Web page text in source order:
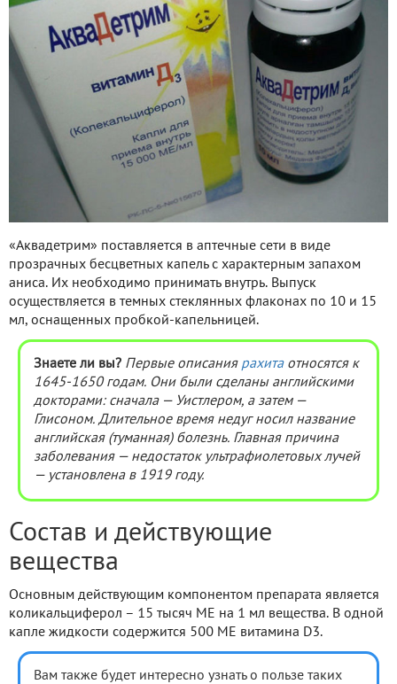
«Аквадетрим» поставляется в аптечные сети в виде
прозрачных бесцветных капель с характерным запахом
аниса. Их необходимо принимать внутрь. Выпуск
осуществляется в темных стеклянных флаконах по 10 и 15
мл, оснащенных пробкой-капельницей.
Знаете ли вы? Первые описания рахитаотносятся к
1645-1650 годам. Они были сделаны английскими
докторами: сначала — Уистлером, а затем —
Глисоном. Длительное время недуг носил название
английская (туманная) болезнь. Главная причина
заболевания — недостаток ультрафиолетовых лучей
— установлена в 1919 году.
Состав и действующие
вещества
Основным действующим компонентом препарата является
коликальциферол – 15 тысяч МЕ на 1 мл вещества. В одной
капле жидкости содержится 500 МЕ витамина D3.
Вам также будет интересно узнать о пользе таких